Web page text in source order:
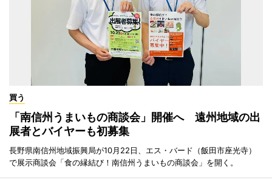
買う
「南信州うまいもの商談会」開催へ 遠州地域の出
展者とバイヤーも初募集
長野県南信州地域振興局が10月22日、エス・バード（飯田市座光寺）
で展示商談会「食の縁結び！南信州うまいもの商談会」を開く。